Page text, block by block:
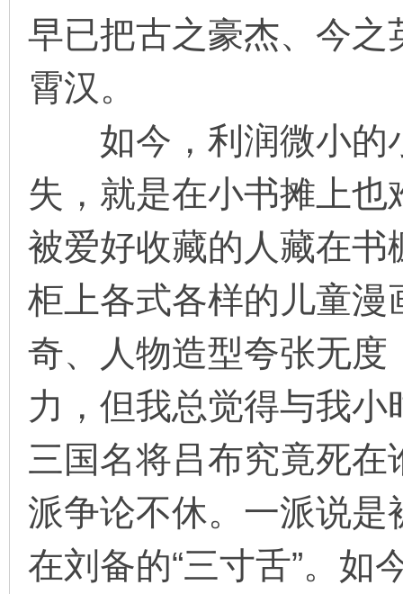
早已把古之豪杰、今
霄汉。
如今，利润微小的
失，就是在小书摊上也
被爱好收藏的人藏在
柜上各式各样的儿童
奇、人物造型夸张无
力，但我总觉得与我
三国名将吕布究竟死
派争论不休。一派说
在刘备的“三寸舌”。如